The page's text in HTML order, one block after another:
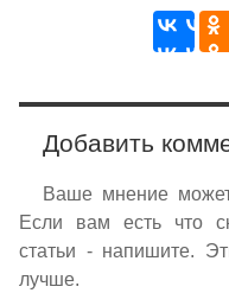
Добавить
Ваше мнение
Если вам есть что
статьи - напишите.
лучше.